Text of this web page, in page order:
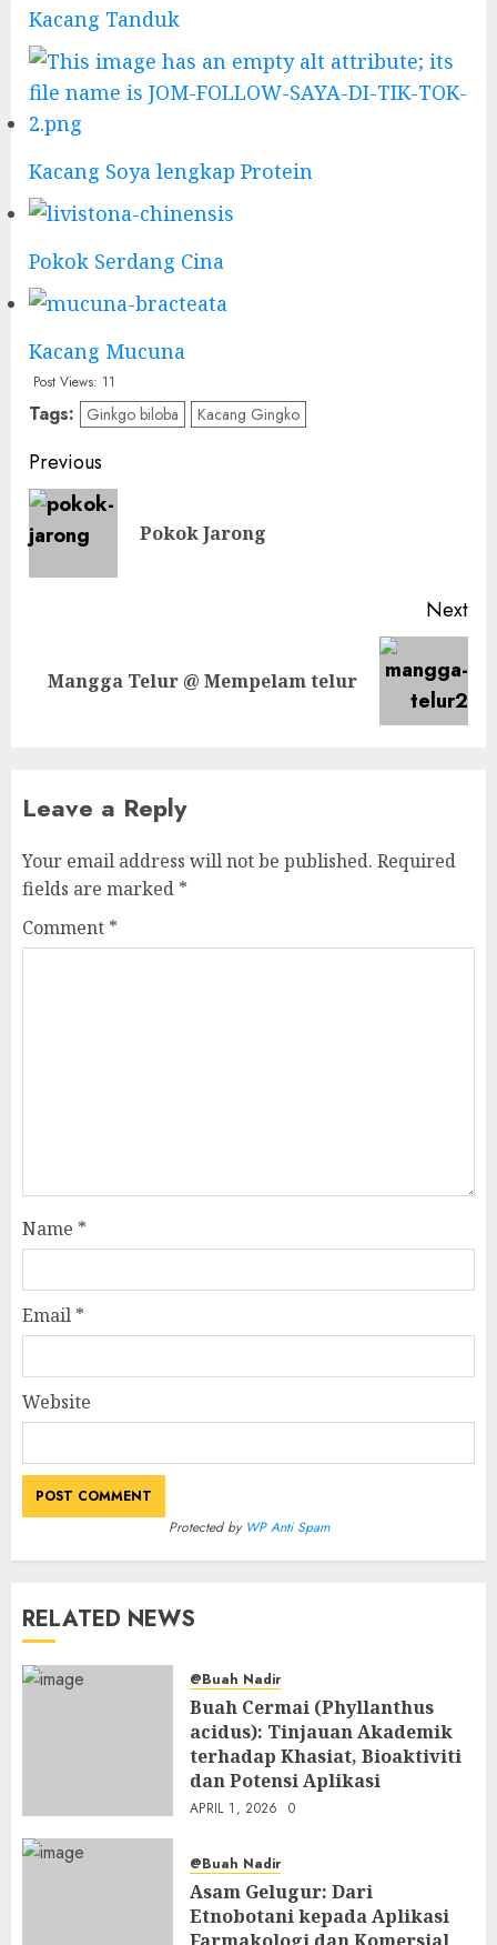
Kacang Tanduk
Kacang Soya lengkap Protein
Pokok Serdang Cina
Kacang Mucuna
Post Views: 11
Tags: Ginkgo biloba Kacang Gingko
Post
navigation
Previous
Pokok Jarong
Next
Next
Mangga Telur @ Mempelam telur
Leave a Reply
Your email address will not be published. Required
fields are marked *
Comment *
Name *
Email *
Website
Protected by WP Anti Spam
RELATED NEWS
@Buah Nadir
Buah Cermai (Phyllanthus
acidus): Tinjauan Akademik
terhadap Khasiat, Bioaktiviti
dan Potensi Aplikasi
APRIL 1, 2026 0
@Buah Nadir
Asam Gelugur: Dari
Etnobotani kepada Aplikasi
Farmakologi dan Komersial